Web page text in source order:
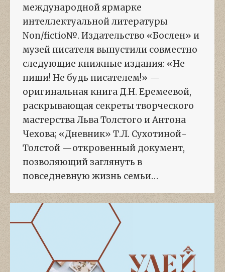
международной ярмарке
интеллектуальной литературы
Non/fictio№. Издательство «Бослен» и
музей писателя выпустили совместно
следующие книжные издания: «Не
пиши! Не будь писателем!» —
оригинальная книга Д.Н. Еремеевой,
раскрывающая секреты творческого
мастерства Льва Толстого и Антона
Чехова; «Дневник» Т.Л. Сухотиной-
Толстой —откровенный документ,
позволяющий заглянуть в
повседневную жизнь семьи…